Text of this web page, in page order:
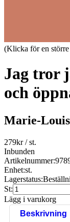
(Klicka för en
Jag tror
och
Marie-
279kr/ st.
Inbunden
Artikelnummer:
Enhet:st.
Lagerstatus:
St:
Lägg i varukorg
Beskrivning